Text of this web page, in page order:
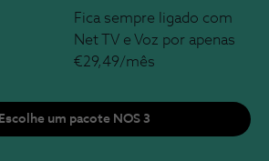
Fica sempre ligado com
Net TV e Voz por apenas
€29,49/mês
Escolhe um pacote NOS 3